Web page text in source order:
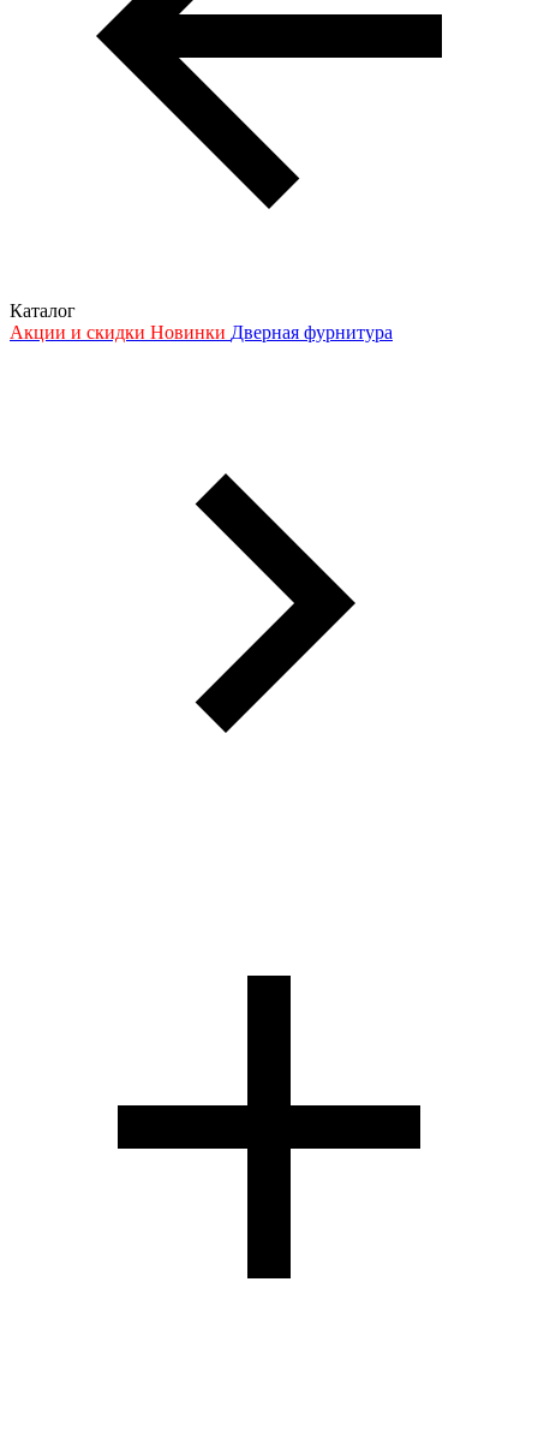
Каталог
Акции и скидки Новинки Дверная фурнитура